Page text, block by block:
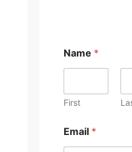
Name *
First
a
m
Email *